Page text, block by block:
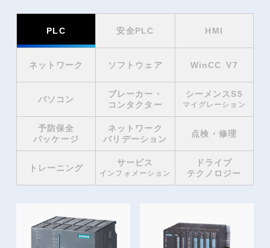
PLC 安全PLC HMI
ネットワーク ソフトウェア WinCC V7
パソコン
ブレーカー・
コンタクター
シーメンスS5
マイグレーション
予防保全
パッケージ
ネットワーク
バリデーション
点検・修理
トレーニング
サービス
インフォメーション
ドライブ
テクノロジー